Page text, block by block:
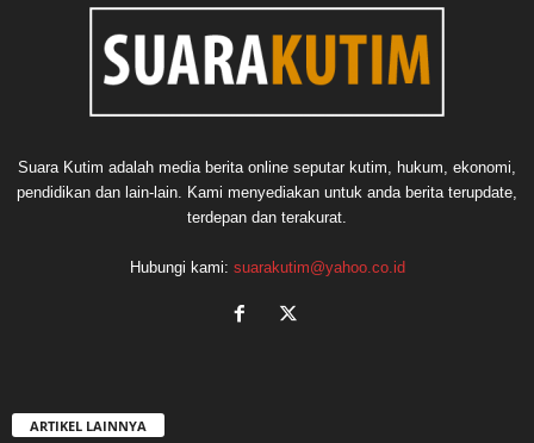
Suara Kutim adalah media berita online seputar kutim, hukum, ekonomi,
pendidikan dan lain-lain. Kami menyediakan untuk anda berita terupdate,
terdepan dan terakurat.
Hubungi kami: suarakutim@yahoo.co.id
ARTIKEL LAINNYA